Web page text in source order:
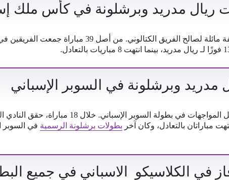
ريال مدريد وبرشلونة في كأس ملك
في بطولة الكأس، تبدو الكفة مائلة لصالح الفريق
مدريد وبرشلونة في السوبر الإسباني
مباراتان بالتعادل، وكان آخر بطولات برشلونة الرسمية
في الكلاسيكو الاسباني في جميع